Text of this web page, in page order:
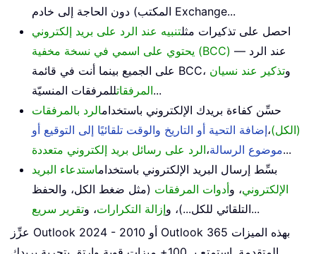
المكتب) دون الحاجة إلى خادم Exchange...
احصل على تذكيرات مثلتنبيه عند الرد على بريد إلكتروني
يحتوي على اسمي في نسخة مخفية (BCC) — عند الرد
على الجميع بينما أنت في قائمة BCC، وتذكير عند نسيان
المرفقاتللمرفقات المنسيّة...
حسِّن كفاءة بريدك الإلكتروني باستخدامالرد بالمرفقات
(الكل)،إضافة التحية أو التاريخ والوقت تلقائيًا إلى التوقيع أو
موضوع الرسالة،الرد على رسائل بريد إلكتروني متعددة
...
بسِّط إرسال البريد الإلكتروني باستخداماستدعاء البريد
الإلكتروني، وأدوات المرفقات (مثل ضغط الكل، والحفظ
التلقائي للكل...)، وإزالة التكرارات، وتقرير سريع
...
عزِّز Outlook 2024 - 2010 أو Outlook 365 بهذه الميزات